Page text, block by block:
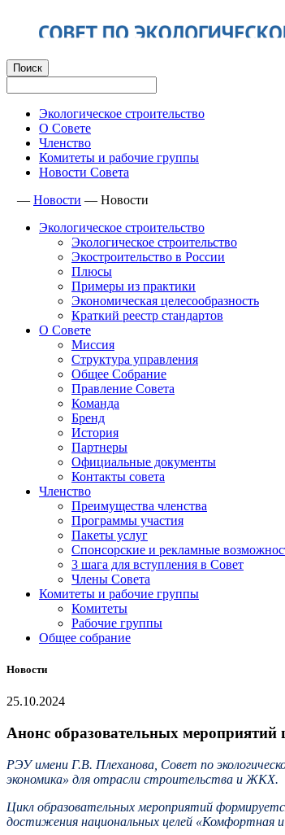
Экологическое строительство
О Совете
Членство
Комитеты и рабочие группы
Новости Совета
— Новости — Новости
Экологическое строительство
Экологическое строительство
Экостроительство в России
Плюсы
Примеры из практики
Экономическая целесообразность
Краткий реестр стандартов
О Совете
Миссия
Структура управления
Общее Собрание
Правление Совета
Команда
Бренд
История
Партнеры
Официальные документы
Контакты совета
Членство
Преимущества членства
Программы участия
Пакеты услуг
Спонсорские и рекламные
3 шага для вступления в Совет
Члены Совета
Комитеты и рабочие группы
Комитеты
Рабочие группы
Общее собрание
Новости
25.10.2024
Анонс образовательных
РЭУ имени Г.В. Плеханова, Совет по
экономика» для отрасли строительства и ЖКХ.
Цикл образовательных мероприятий
достижения национальных целей «Комфортная и